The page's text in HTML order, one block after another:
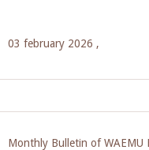
03 february 2026 ,
Monthly Bulletin of WAEMU